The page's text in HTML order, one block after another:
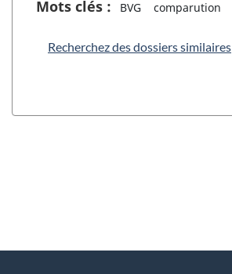
Mots clés : BVG comparution
Recherchez des dossiers similaires
D